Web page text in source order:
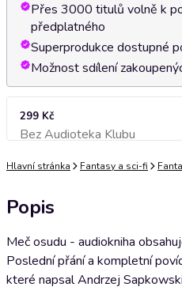
Přes 3000 titulů volně k
předplatného
Superprodukce dostupné
Možnost sdílení
299 Kč
Bez Audioteka KlubuPřidat do
Hlavní stránka Fantasy a sci-fi
Popis
Meč osudu - audiokniha
Poslední přání a kompletní
které napsal Andrzej